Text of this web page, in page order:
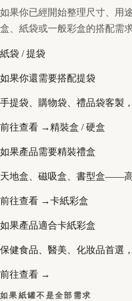
如果你已經開始整理尺寸、用
盒、紙袋或一般彩盒的搭配需
紙袋 / 提袋
如果你還需要搭配提袋
手提袋、購物袋、禮品袋客製
前往查看 →精裝盒 / 硬盒
如果產品需要精裝禮盒
天地盒、磁吸盒、書型盒——高
前往查看 →卡紙彩盒
如果產品適合卡紙彩盒
保健食品、醫美、化妝品首選
前往查看 →
如果紙罐不是全部需求